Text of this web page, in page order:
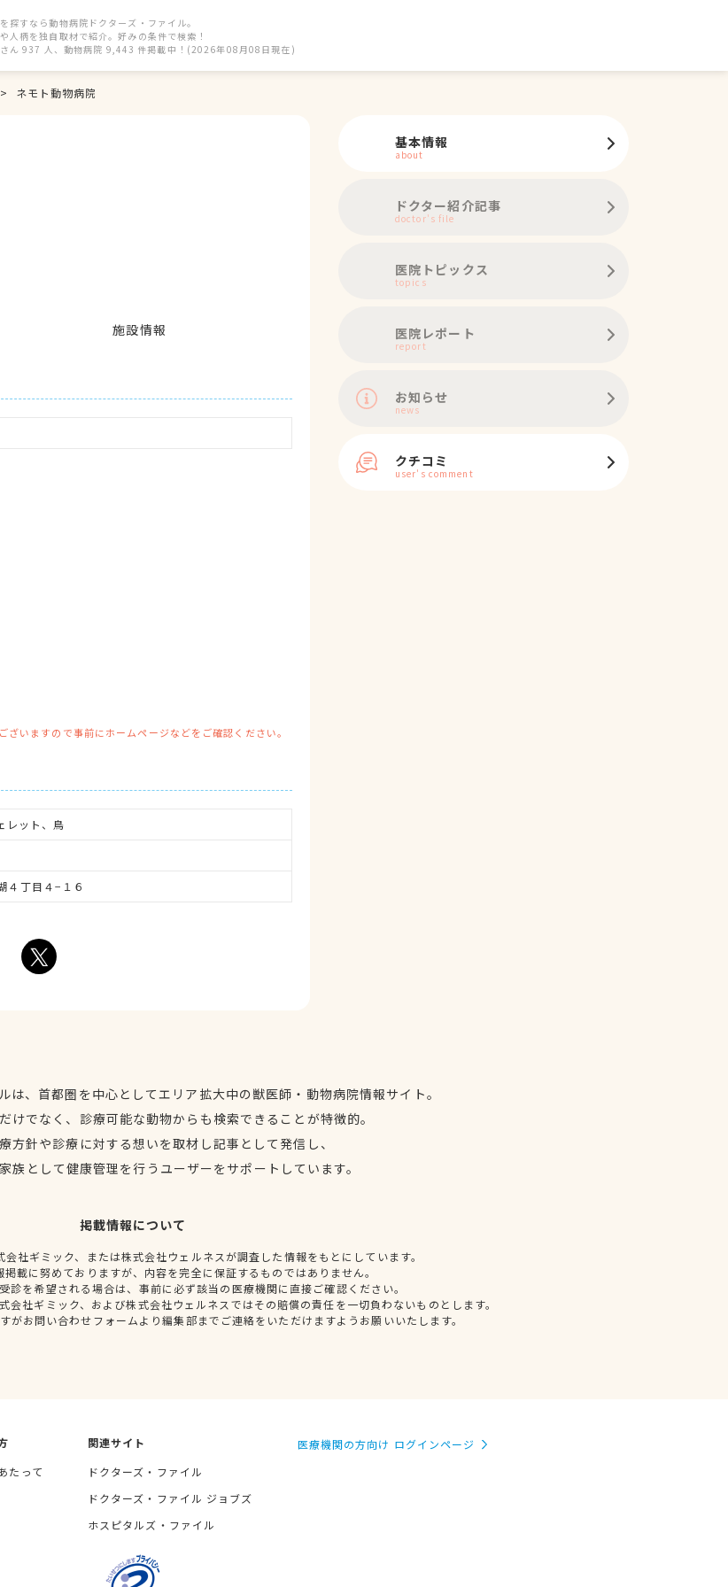
探すなら動物病院ドクターズ・ファイル。
人柄を独自取材で紹介。好みの条件で検索！
ん 937 人、動物病院 9,443 件掲載中！(2026年08月08日現在)
ネモト動物病院
施設情報
いますので事前にホームページなどをご確認ください。
レット、鳥
４丁目４−１６
基本情報
about
ドクター紹介記事
doctor's file
医院トピックス
topics
医院レポート
report
お知らせ
news
クチコミ
user's comment
は、首都圏を中心としてエリア拡大中の獣医師・動物病院情報サイト。
けでなく、診療可能な動物からも検索できることが特徴的。
方針や診療に対する想いを取材し記事として発信し、
族として健康管理を行うユーザーをサポートしています。
掲載情報について
社ギミック、または株式会社ウェルネスが調査した情報をもとにしています。
載に努めておりますが、内容を完全に保証するものではありません。
診を希望される場合は、事前に必ず該当の医療機関に直接ご確認ください。
会社ギミック、および株式会社ウェルネスではその賠償の責任を一切負わないものとします。
がお問い合わせフォームより編集部までご連絡をいただけますようお願いいたします。
たって
関連サイト
ドクターズ・ファイル
ドクターズ・ファイル ジョブズ
ホスピタルズ・ファイル
医療機関の方向け ログインページ